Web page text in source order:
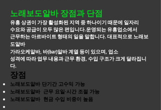
노래보도알바 장점과 단점
유흥 상권이 가장 활성화된 지역 중 하나이기 때문에 일자리
수요와 공급이 모두 많은 편입니다.운영되는 유흥업소에서
근무하는 아르바이트 형태의 일을 말합니다. 대표적으로노래보
도알바
가라오케알바, 바(bar)알바 계열 등이 있으며, 업소
성격에 따라 업무 내용과 근무 환경, 수입 구조가 크게 달라집니
다.
장점
노래보도알바 단기간 고수익 가능
노래보도알바 근무 요일·시간 조절 가능
노래보도알바 현금 수입 비중이 높음